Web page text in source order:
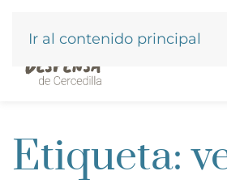
Ir al contenido principal
Etiqueta: